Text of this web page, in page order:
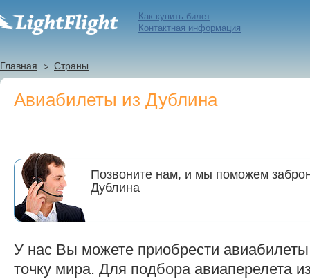
Как купить билет
Контактная информация
Главная Страны
Авиабилеты из Дублина
Позвоните нам, и мы поможем
Дублина
У нас Вы можете приобрести
точку мира. Для подбора авиаперелета